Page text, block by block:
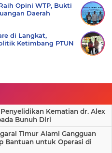
Opini WTP, Bukti
Daerah
di Langkat,
Ketimbang PTUN
Penyelidikan Kematian dr. Alex
Bunuh Diri
Timur Alami Gangguan
Bantuan untuk Operasi di